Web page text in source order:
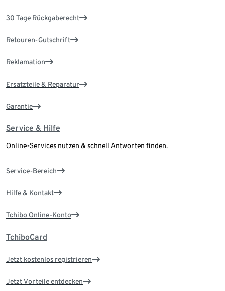
30 Tage Rückgaberecht
Retouren-Gutschrift
Reklamation
Ersatzteile & Reparatur
Garantie
Service & Hilfe
Online-Services nutzen & schnell Antworten finden.
Service-Bereich
Hilfe & Kontakt
Tchibo Online-Konto
TchiboCard
Jetzt kostenlos registrieren
Jetzt Vorteile entdecken